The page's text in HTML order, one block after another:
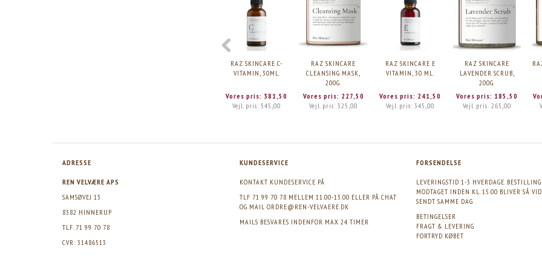
RAZ SKINCARE C-
VITAMIN, 30ML.
Vores pris: 381,50
Vejl. pris: 545,00
RAZ SKINCARE
CLEANSING MASK,
200G.
Vores pris: 227,50
Vejl. pris:325,00
RAZ SKINCARE E
VITAMIN, 30 ML.
Vores pris: 241,50
Vejl. pris:345,00
RAZ SKINCARE
LAVENDER SCRUB,
200G.
Vores pris:185,50
Vejl. pris:265,00
ADRESSE
REN VELVÆRE APS
SAMSØVEJ 13
8382 HINNERUP
TLF. 71 99 70 78
CVR: 31486513
KUNDESERVICE
KONTAKT KUNDESERVICE PÅ
TLF 71 99 70 78 MELLEM 11.00-13.00 ELLER PÅ CHAT
OG MAIL ORDRE@REN-VELVAERE.DK
MAILS BESVARES INDENFOR MAX 24 TIMER
FORSENDELSE
LEVERINGSTID 1-3 HVERDAGE.
MODTAGET INDEN KL. 15.00 BLIVER SÅ
SENDT SAMME DAG
BETINGELSER
FRAGT & LEVERING
FORTRYD KØBET